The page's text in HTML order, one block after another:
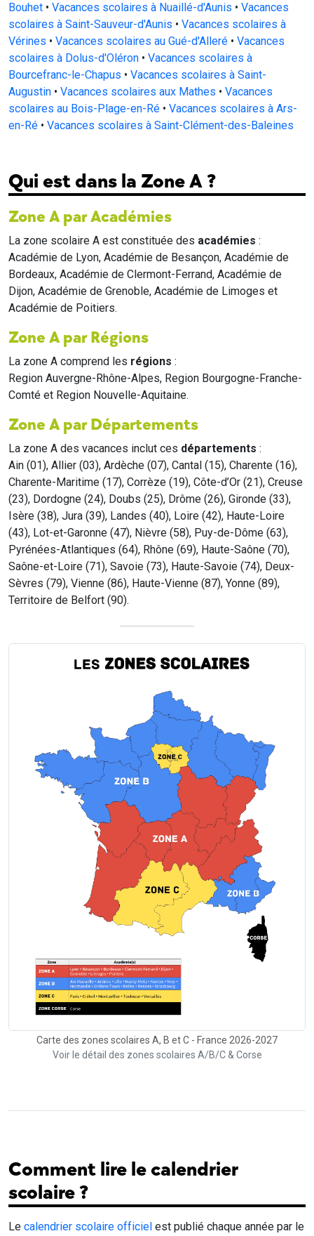
Bouhet • Vacances scolaires à Nuaillé-d'Aunis • Vacances
scolaires à Saint-Sauveur-d'Aunis • Vacances scolaires à
Vérines • Vacances scolaires au Gué-d'Alleré • Vacances
scolaires à Dolus-d'Oléron • Vacances scolaires à
Bourcefranc-le-Chapus • Vacances scolaires à Saint-
Augustin • Vacances scolaires aux Mathes • Vacances
scolaires au Bois-Plage-en-Ré • Vacances scolaires à Ars-
en-Ré • Vacances scolaires à Saint-Clément-des-Baleines
Qui est dans la Zone A ?
Zone A par Académies
La zone scolaire A est constituée des académies :
Académie de Lyon, Académie de Besançon, Académie de
Bordeaux, Académie de Clermont-Ferrand, Académie de
Dijon, Académie de Grenoble, Académie de Limoges et
Académie de Poitiers.
Zone A par Régions
La zone A comprend les régions :
Region Auvergne-Rhône-Alpes, Region Bourgogne-Franche-
Comté et Region Nouvelle-Aquitaine.
Zone A par Départements
La zone A des vacances inclut ces départements :
Ain (01), Allier (03), Ardèche (07), Cantal (15), Charente (16),
Charente-Maritime (17), Corrèze (19), Côte-d’Or (21), Creuse
(23), Dordogne (24), Doubs (25), Drôme (26), Gironde (33),
Isère (38), Jura (39), Landes (40), Loire (42), Haute-Loire
(43), Lot-et-Garonne (47), Nièvre (58), Puy-de-Dôme (63),
Pyrénées-Atlantiques (64), Rhône (69), Haute-Saône (70),
Saône-et-Loire (71), Savoie (73), Haute-Savoie (74), Deux-
Sèvres (79), Vienne (86), Haute-Vienne (87), Yonne (89),
Territoire de Belfort (90).
Carte des zones scolaires A, B et C - France 2026-2027
Voir le détail des zones scolaires A/B/C & Corse
Comment lire le calendrier
scolaire ?
Le calendrier scolaire officiel est publié chaque année par le